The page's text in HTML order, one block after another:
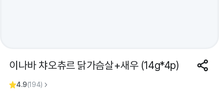
이나바 챠오츄르 닭가슴살+새우 (14g*4p)
4.9(194)